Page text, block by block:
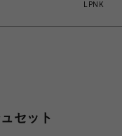
LPNK
セット